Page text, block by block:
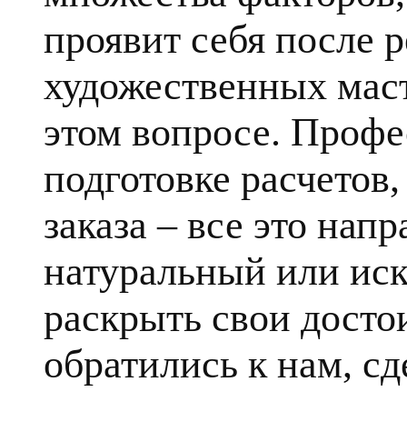
проявит себя после
художественных
этом вопросе.
подготовке
заказа – все это
натуральный или
раскрыть свои
обратились к нам,